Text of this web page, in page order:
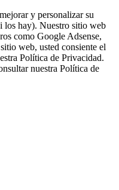
y personalizar su
los hay). Nuestro sitio web
como Google Adsense,
web, usted consiente el
Política de Privacidad.
nuestra Política de